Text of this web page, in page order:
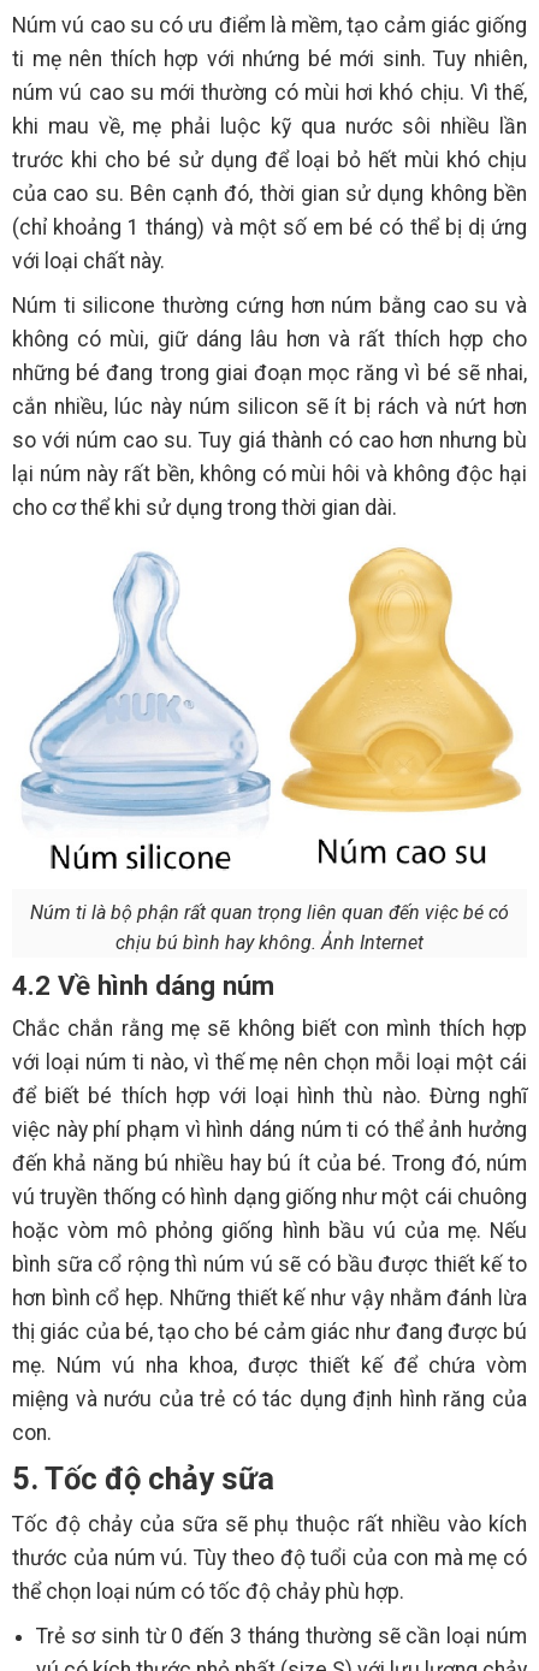
Núm vú cao su có ưu điểm là mềm, tạo cảm giác giống
ti mẹ nên thích hợp với nhứng bé mới sinh. Tuy nhiên,
núm vú cao su mới thường có mùi hơi khó chịu. Vì thế,
khi mau về, mẹ phải luộc kỹ qua nước sôi nhiều lần
trước khi cho bé sử dụng để loại bỏ hết mùi khó chịu
của cao su. Bên cạnh đó, thời gian sử dụng không bền
(chỉ khoảng 1 tháng) và một số em bé có thể bị dị ứng
với loại chất này.
Núm ti silicone thường cứng hơn núm bằng cao su và
không có mùi, giữ dáng lâu hơn và rất thích hợp cho
những bé đang trong giai đoạn mọc răng vì bé sẽ nhai,
cắn nhiều, lúc này núm silicon sẽ ít bị rách và nứt hơn
so với núm cao su. Tuy giá thành có cao hơn nhưng bù
lại núm này rất bền, không có mùi hôi và không độc hại
cho cơ thể khi sử dụng trong thời gian dài.
Núm ti là bộ phận rất quan trọng liên quan đến việc bé có
chịu bú bình hay không. Ảnh Internet
4.2 Về hình dáng núm
Chắc chắn rằng mẹ sẽ không biết con mình thích hợp
với loại núm ti nào, vì thế mẹ nên chọn mỗi loại một cái
để biết bé thích hợp với loại hình thù nào. Đừng nghĩ
việc này phí phạm vì hình dáng núm ti có thể ảnh hưởng
đến khả năng bú nhiều hay bú ít của bé. Trong đó, núm
vú truyền thống có hình dạng giống như một cái chuông
hoặc vòm mô phỏng giống hình bầu vú của mẹ. Nếu
bình sữa cổ rộng thì núm vú sẽ có bầu được thiết kế to
hơn bình cổ hẹp. Những thiết kế như vậy nhằm đánh lừa
thị giác của bé, tạo cho bé cảm giác như đang được bú
mẹ. Núm vú nha khoa, được thiết kế để chứa vòm
miệng và nướu của trẻ có tác dụng định hình răng của
con.
5. Tốc độ chảy sữa
Tốc độ chảy của sữa sẽ phụ thuộc rất nhiều vào kích
thước của núm vú. Tùy theo độ tuổi của con mà mẹ có
thể chọn loại núm có tốc độ chảy phù hợp.
Trẻ sơ sinh từ 0 đến 3 tháng thường sẽ cần loại núm